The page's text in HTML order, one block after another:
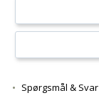
Spørgsmål & Svar